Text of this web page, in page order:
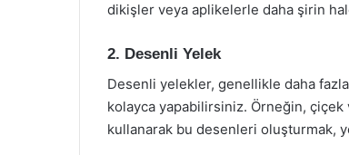
dikişler veya aplikelerle daha şirin
2. Desenli Yelek
Desenli yelekler, genellikle daha
kolayca yapabilirsiniz. Örneğin, çiçek
kullanarak bu desenleri oluşturmak,